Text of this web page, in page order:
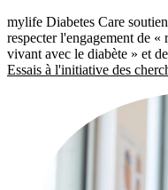
mylife Diabetes Care
respecter l'engagement de «
vivant avec le diabète » et
Essais à l'initiative des